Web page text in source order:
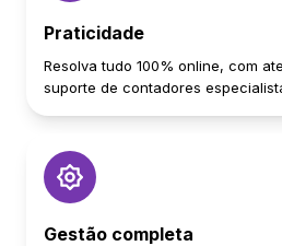
Praticidade
Resolva tudo 100% online, com
suporte de contadores
Gestão completa